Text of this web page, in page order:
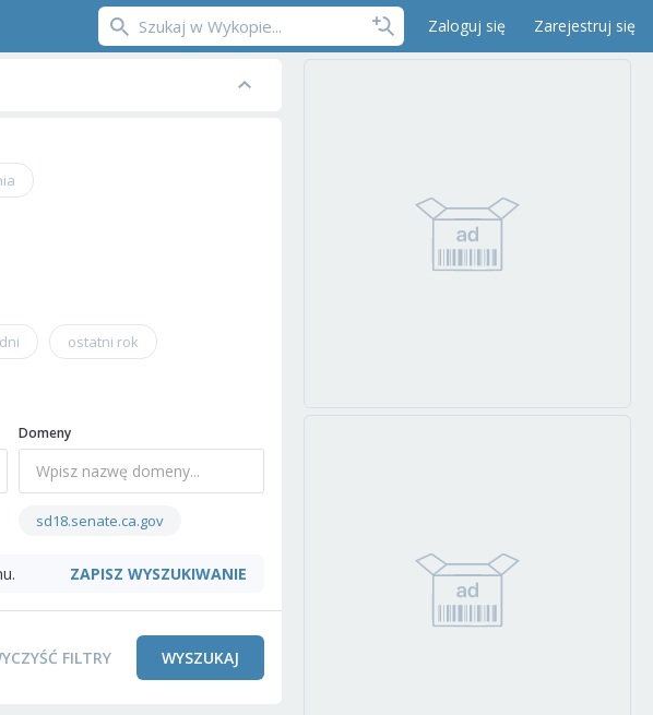
Zaloguj się Zarejestruj się
ostatni rok
Domeny
sd18.senate.ca.gov
ZAPISZ WYSZUKIWANIE
FILTRY WYSZUKAJ